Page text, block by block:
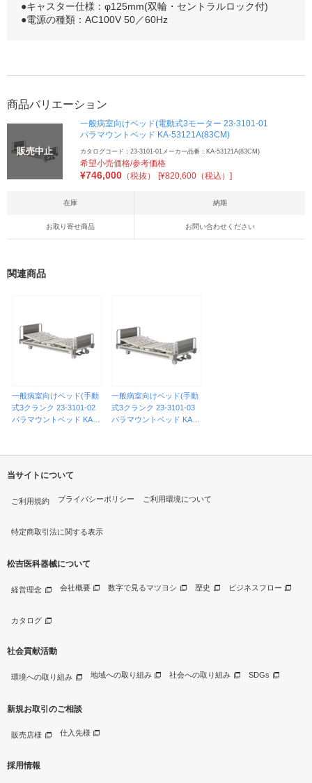
●キャスター仕様：φ125mm(双輪・セントラルロック付)
●電源の種類：AC100V 50／60Hz
商品バリエーション
販売中止
一般病室向けベッド(電動式3モーター 23-3101-01
パラマウントベッド KA-53121A(83CM)
カタログコード：23-3101-01メーカー品番：KA-53121A(83CM)
希望小売価格/参考価格
¥746,000 （税抜） [¥820,600（税込）]
在庫 納期
お取り寄せ商品 お問い合わせください
関連商品
一般病室向けベッド(手動
式3クランク 23-3101-02
パラマウントベッド KA-5
一般病室向けベッド(手動
式3クランク 23-3101-03
パラマウントベッド KA-5
当サイトについて
ご利用規約 プライバシーポリシー ご利用環境について
特定商取引法に関する表示
松吉医科器械について
経営理念 会社概要 数字で見るマツヨシ 歴史 ビジネスフロー
カタログ
社会貢献活動
環境への取り組み 地域への取り組み 社会への取り組み SDGs
新規お取引のご相談
販売店様 仕入先様
採用情報